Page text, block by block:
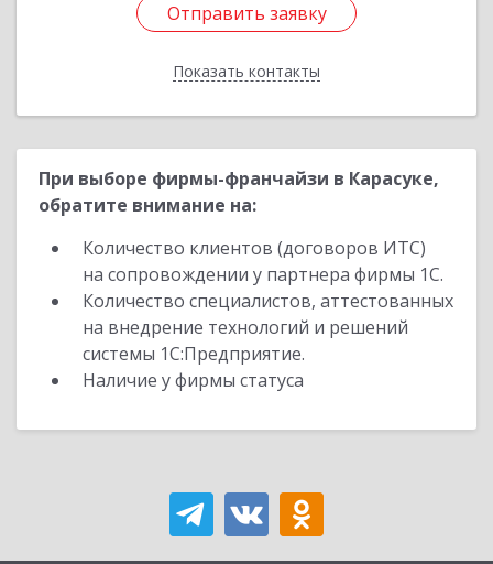
Отправить заявку
Показать контакты
Отправить заявку
Назад
При выборе фирмы-франчайзи в Карасуке,
обратите внимание на:
Количество клиентов (договоров ИТС)
на сопровождении у партнера фирмы 1С.
Количество специалистов, аттестованных
на внедрение технологий и решений
системы 1С:Предприятие.
Наличие у фирмы статуса